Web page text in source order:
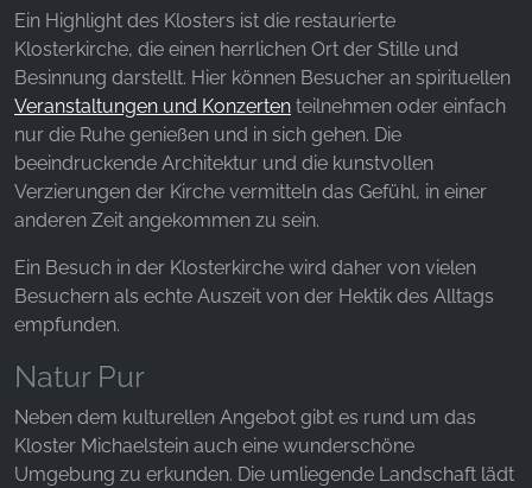
Ein Highlight des Klosters ist die restaurierte
Klosterkirche, die einen herrlichen Ort der Stille und
Besinnung darstellt. Hier können Besucher an spirituellen
Veranstaltungen und Konzerten teilnehmen oder einfach
nur die Ruhe genießen und in sich gehen. Die
beeindruckende Architektur und die kunstvollen
Verzierungen der Kirche vermitteln das Gefühl, in einer
anderen Zeit angekommen zu sein.
Ein Besuch in der Klosterkirche wird daher von vielen
Besuchern als echte Auszeit von der Hektik des Alltags
empfunden.
Natur Pur
Neben dem kulturellen Angebot gibt es rund um das
Kloster Michaelstein auch eine wunderschöne
Umgebung zu erkunden. Die umliegende Landschaft lädt
Name:
_ga, _gid, _gac_gb_
Anbieter:
Google LLC
Zweck:
Erhebung von Statistiken zur Website-Nutzung
24 Stunden - 2 Jahre
EXTERNE MEDIEN
Plattformen anzeigen zu können, werden von
diesen externen Medien Cookies gesetzt.